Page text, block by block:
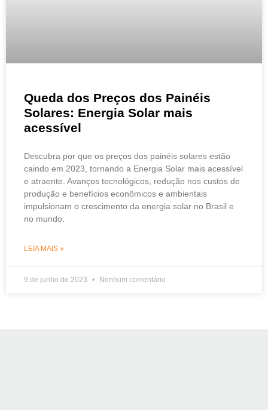
Queda dos Preços dos Painéis
Solares: Energia Solar mais
acessível
Descubra por que os preços dos painéis solares estão
caindo em 2023, tornando a Energia Solar mais acessível
e atraente. Avanços tecnológicos, redução nos custos de
produção e benefícios econômicos e ambientais
impulsionam o crescimento da energia solar no Brasil e
no mundo.
LEIA MAIS »
9 de junho de 2023 Nenhum comentário